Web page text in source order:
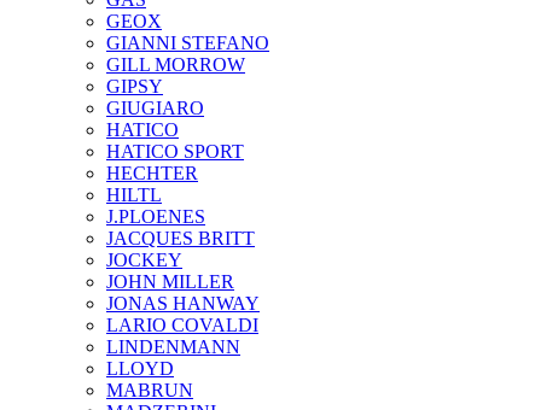
GEOX
GIANNI STEFANO
GILL MORROW
GIPSY
GIUGIARO
HATICO
HATICO SPORT
HECHTER
HILTL
J.PLOENES
JAСQUES BRITT
JOCKEY
JOHN MILLER
JONAS HANWAY
LARIO COVALDI
LINDENMANN
LLOYD
MABRUN